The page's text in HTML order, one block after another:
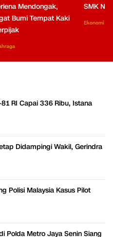
Mendongak,
Bumi Tempat Kaki
SMK
Ekonomi
RI Capai 336 Ribu, Istana
Didampingi Wakil, Gerindra
Polisi Malaysia Kasus Pilot
Polda Metro Jaya Senin Siang